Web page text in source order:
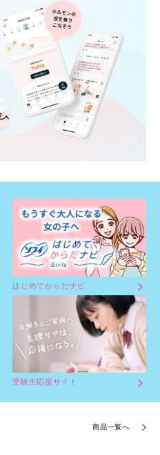
はじめてからだナビ
受験生応援サイト
商品一覧へ